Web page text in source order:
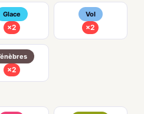
Glace
×2
Vol
×2
×2